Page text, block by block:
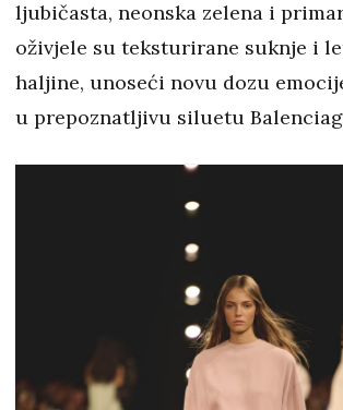
ljubičasta, neonska zelena i
oživjele su teksturirane suknje i
haljine, unoseći novu dozu
u prepoznatljivu siluetu